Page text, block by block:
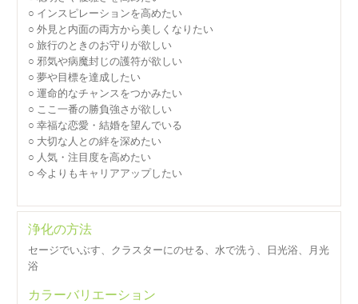
○ インスピレーションを高めたい
○ 外見と内面の両方から美しくなりたい
○ 旅行のときのお守りが欲しい
○ 邪気や病魔封じの護符が欲しい
○ 夢や目標を達成したい
○ 運命的なチャンスをつかみたい
○ ここ一番の勝負強さが欲しい
○ 幸福な恋愛・結婚を望んでいる
○ 大切な人との絆を深めたい
○ 人気・注目度を高めたい
○ 今よりもキャリアアップしたい
浄化の方法
セージでいぶす、クラスターにのせる、水で洗う、日光浴、月光
浴
カラーバリエーション